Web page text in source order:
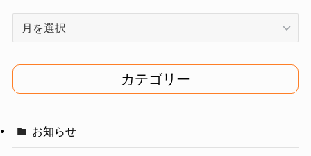
イ
ブ
カテゴリー
お知らせ